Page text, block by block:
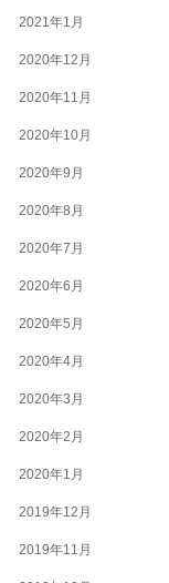
2021年1月
2020年12月
2020年11月
2020年10月
2020年9月
2020年8月
2020年7月
2020年6月
2020年5月
2020年4月
2020年3月
2020年2月
2020年1月
2019年12月
2019年11月